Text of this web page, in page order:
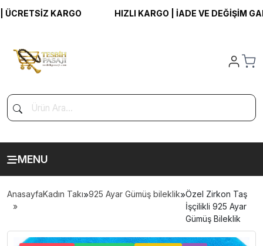
KARGO HIZLI KARGO | İADE VE DEĞİŞİM
MENU
AnasayfaKadın Takı»925 Ayar Gümüş bileklik»Özel Zirkon Taş
İşçilikli 925 Ayar
Gümüş Bileklik